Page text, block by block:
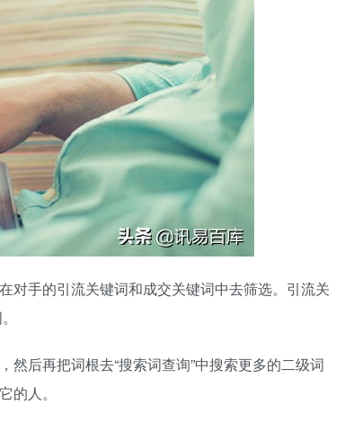
手的引流关键词和成交关键词中去筛选。引流关
后再把词根去“搜索词查询”中搜索更多的二级词
的人。